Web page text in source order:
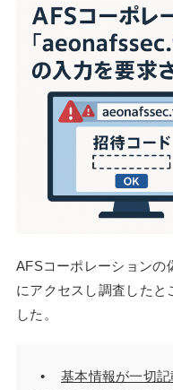
AFSコーポレーションの
にアクセスし調査したと
した。
基本情報が一切